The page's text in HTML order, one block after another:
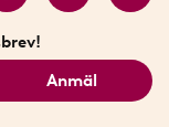
Anmäl